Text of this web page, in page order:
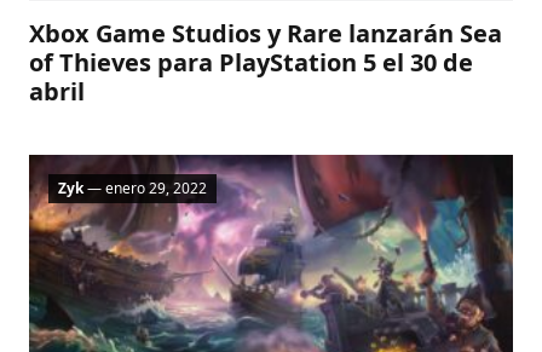
Xbox Game Studios y Rare lanzarán Sea
of Thieves para PlayStation 5 el 30 de
abril
Zyk— enero 29, 2022